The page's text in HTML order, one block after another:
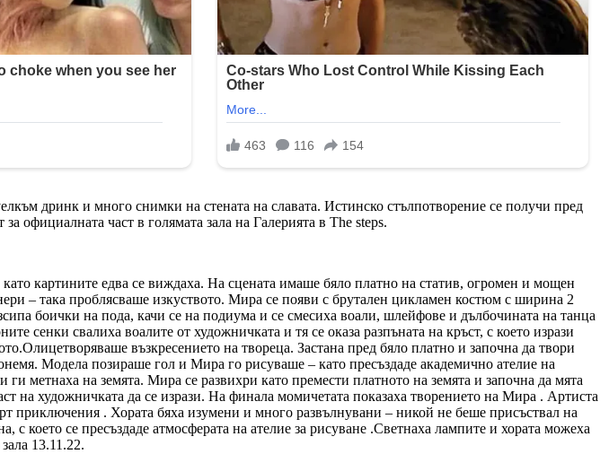
дринк и много снимки на стената на славата. Истинско стълпотворение се получи пред
официалната част в голямата зала на Галерията в The steps.
картините едва се виждаха. На сцената имаше бяло платно на статив, огромен и мощен
– така проблясваше изкуството. Мира се появи с брутален цикламен костюм с ширина 2
боички на пода, качи се на подиума и се смесиха воали, шлейфове и дълбочината на танца
сенки свалиха воалите от художничката и тя се оказа разпъната на кръст, с което изрази
възкресението на твореца. Застана пред бяло платно и започна да твори
Модела позираше гол и Мира го рисуваше – като пресъздаде академично ателие на
метнаха на земята. Мира се развихри като премести платното на земята и започна да мята
на художничката да се изрази. На финала момичетата показаха творението на Мира . Артиста
приключения . Хората бяха изумени и много развълнувани – никой не беше присъствал на
което се пресъздаде атмосферата на ателие за рисуване .Светнаха лампите и хората можеха
13.11.22.